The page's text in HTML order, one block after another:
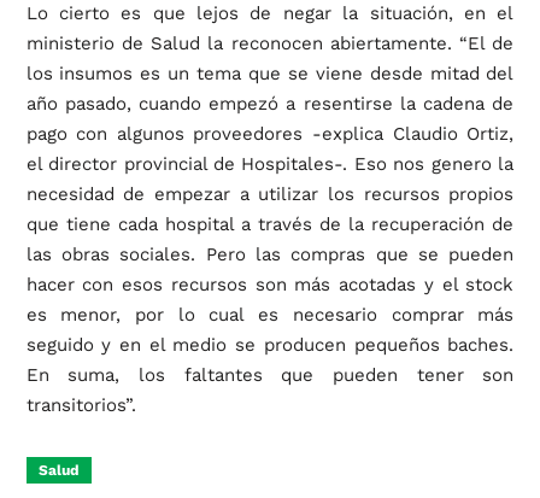
Lo cierto es que lejos de negar la situación, en el
ministerio de Salud la reconocen abiertamente. “El de
los insumos es un tema que se viene desde mitad del
año pasado, cuando empezó a resentirse la cadena de
pago con algunos proveedores -explica Claudio Ortiz,
el director provincial de Hospitales-. Eso nos genero la
necesidad de empezar a utilizar los recursos propios
que tiene cada hospital a través de la recuperación de
las obras sociales. Pero las compras que se pueden
hacer con esos recursos son más acotadas y el stock
es menor, por lo cual es necesario comprar más
seguido y en el medio se producen pequeños baches.
En suma, los faltantes que pueden tener son
transitorios”.
Salud